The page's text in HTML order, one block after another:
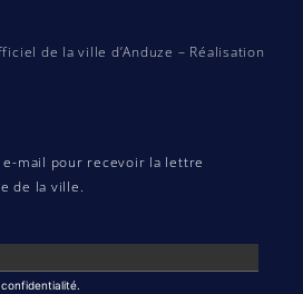
de la ville d’Anduze – Réalisation
mail pour recevoir la lettre
de la ville.